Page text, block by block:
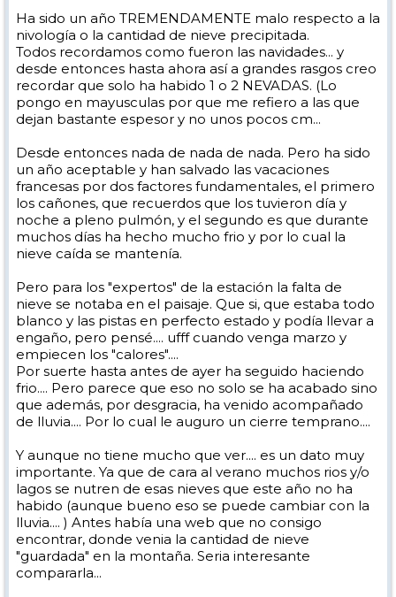
Ha sido un año TREMENDAMENTE malo respecto a la
nivología o la cantidad de nieve precipitada.
Todos recordamos como fueron las navidades... y
desde entonces hasta ahora así a grandes rasgos creo
recordar que solo ha habido 1 o 2 NEVADAS. (Lo
pongo en mayusculas por que me refiero a las que
dejan bastante espesor y no unos pocos cm...
Desde entonces nada de nada de nada. Pero ha sido
un año aceptable y han salvado las vacaciones
francesas por dos factores fundamentales, el primero
los cañones, que recuerdos que los tuvieron día y
noche a pleno pulmón, y el segundo es que durante
muchos días ha hecho mucho frio y por lo cual la
nieve caída se mantenía.
Pero para los "expertos" de la estación la falta de
nieve se notaba en el paisaje. Que si, que estaba todo
blanco y las pistas en perfecto estado y podía llevar a
engaño, pero pensé.... ufff cuando venga marzo y
empiecen los "calores"....
Por suerte hasta antes de ayer ha seguido haciendo
frio.... Pero parece que eso no solo se ha acabado sino
que además, por desgracia, ha venido acompañado
de lluvia.... Por lo cual le auguro un cierre temprano....
Y aunque no tiene mucho que ver.... es un dato muy
importante. Ya que de cara al verano muchos rios y/o
lagos se nutren de esas nieves que este año no ha
habido (aunque bueno eso se puede cambiar con la
lluvia.... ) Antes había una web que no consigo
encontrar, donde venia la cantidad de nieve
"guardada" en la montaña. Seria interesante
compararla...